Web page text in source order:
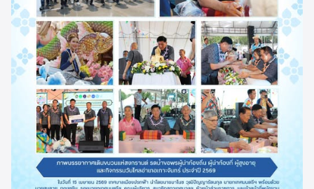
Search
for:
Search